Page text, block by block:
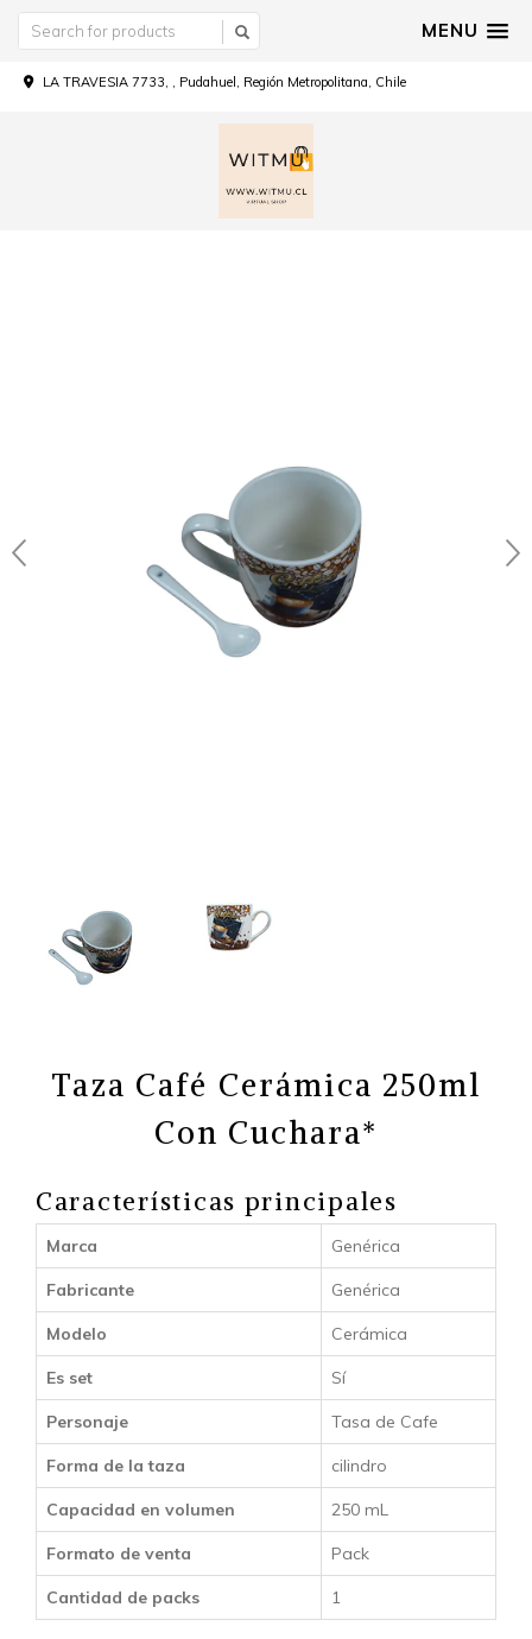
MENU
LA TRAVESIA 7733, , Pudahuel, Región Metropolitana, Chile
Taza Café Cerámica 250ml
Con Cuchara*
Características principales
Marca Genérica
Fabricante Genérica
Modelo Cerámica
Es set Sí
Personaje Tasa de Cafe
Forma de la taza cilindro
Capacidad en volumen 250 mL
Formato de venta Pack
Cantidad de packs 1